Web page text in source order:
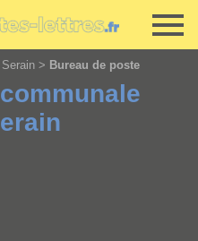
Serain > Bureau de poste